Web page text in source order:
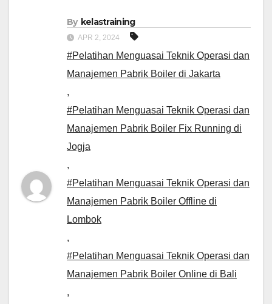
By kelastraining
APR 2, 2024
#Pelatihan Menguasai Teknik Operasi dan
Manajemen Pabrik Boiler di Jakarta
,
#Pelatihan Menguasai Teknik Operasi dan
Manajemen Pabrik Boiler Fix Running di
Jogja
,
#Pelatihan Menguasai Teknik Operasi dan
Manajemen Pabrik Boiler Offline di
Lombok
,
#Pelatihan Menguasai Teknik Operasi dan
Manajemen Pabrik Boiler Online di Bali
,